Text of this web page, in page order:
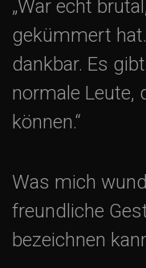
s
-
N
a
v
„War echt
gekümmert
dankbar. Es
normale Leute,
können.“
Was mich
freundliche
bezeichnen